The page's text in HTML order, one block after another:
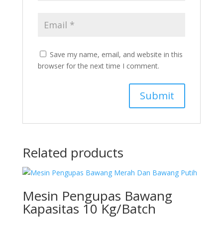
Save my name, email, and website in this
browser for the next time I comment.
Related products
Mesin Pengupas Bawang
Kapasitas 10 Kg/Batch